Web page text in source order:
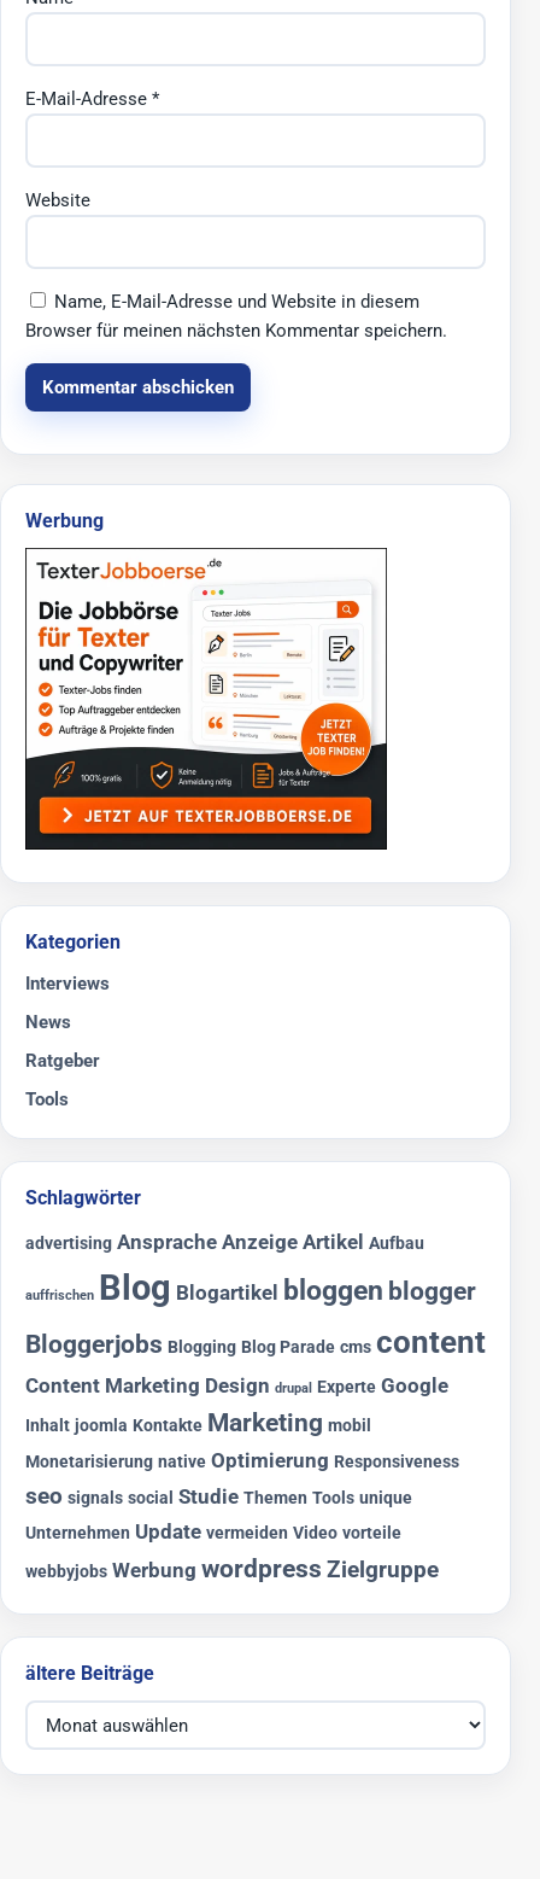
E-Mail-Adresse *
Website
Name, E-Mail-Adresse und Website in diesem
Browser für meinen nächsten Kommentar speichern.
Werbung
Kategorien
Interviews
News
Ratgeber
Tools
Schlagwörter
advertising Ansprache Anzeige Artikel Aufbau
auffrischen Blog Blogartikel bloggen blogger
Bloggerjobs Blogging Blog Parade cms content
Content Marketing Design drupal Experte Google
Inhalt joomla Kontakte Marketing mobil
Monetarisierung native Optimierung Responsiveness
seo signals social Studie Themen Tools unique
Unternehmen Update vermeiden Video vorteile
webbyjobs Werbung wordpress Zielgruppe
ältere Beiträge
ältere Beiträge